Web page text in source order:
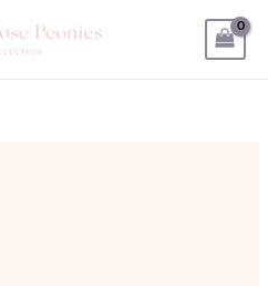
Wymagane